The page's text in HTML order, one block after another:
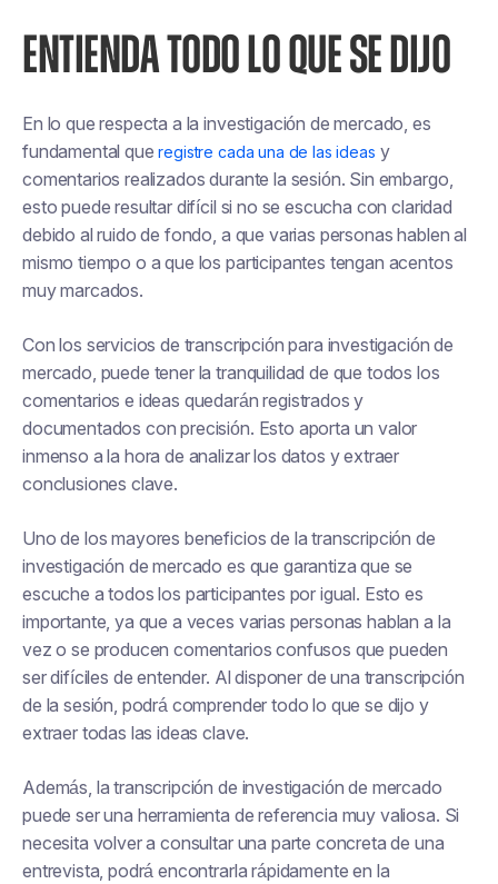
ENTIENDA TODO LO QUE SE DIJO
En lo que respecta a la investigación de mercado, es
fundamental queregistre cada una de las ideas y
comentarios realizados durante la sesión. Sin embargo,
esto puede resultar difícil si no se escucha con claridad
debido al ruido de fondo, a que varias personas hablen al
mismo tiempo o a que los participantes tengan acentos
muy marcados.
Con los servicios de transcripción para investigación de
mercado, puede tener la tranquilidad de que todos los
comentarios e ideas quedarán registrados y
documentados con precisión. Esto aporta un valor
inmenso a la hora de analizar los datos y extraer
conclusiones clave.
Uno de los mayores beneficios de la transcripción de
investigación de mercado es que garantiza que se
escuche a todos los participantes por igual. Esto es
importante, ya que a veces varias personas hablan a la
vez o se producen comentarios confusos que pueden
ser difíciles de entender. Al disponer de una transcripción
de la sesión, podrá comprender todo lo que se dijo y
extraer todas las ideas clave.
Además, la transcripción de investigación de mercado
puede ser una herramienta de referencia muy valiosa. Si
necesita volver a consultar una parte concreta de una
entrevista, podrá encontrarla rápidamente en la